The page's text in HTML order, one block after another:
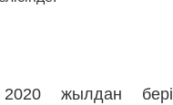
жылдан бері